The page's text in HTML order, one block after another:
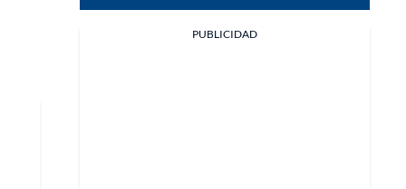
PUBLICIDAD